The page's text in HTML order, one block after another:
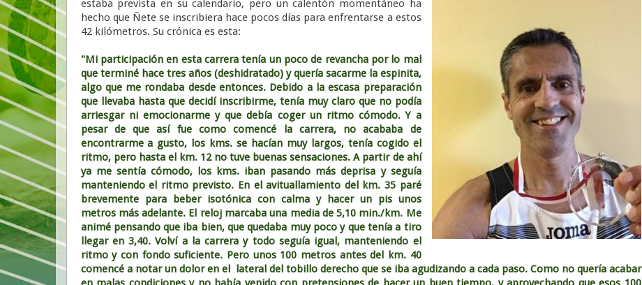
estaba prevista en su calendario, pero un calentón momentáneo ha
hecho que Ñete se inscribiera hace pocos días para enfrentarse a estos
42 kilómetros. Su crónica es esta:
"Mi participación en esta carrera tenía un poco de revancha por lo mal
que terminé hace tres años (deshidratado) y quería sacarme la espinita,
algo que me rondaba desde entonces. Debido a la escasa preparación
que llevaba hasta que decidí inscribirme, tenía muy claro que no podía
arriesgar ni emocionarme y que debía coger un ritmo cómodo. Y a
pesar de que así fue como comencé la carrera, no acababa de
encontrarme a gusto, los kms. se hacían muy largos, tenía cogido el
ritmo, pero hasta el km. 12 no tuve buenas sensaciones. A partir de ahí
ya me sentía cómodo, los kms. iban pasando más deprisa y seguía
manteniendo el ritmo previsto. En el avituallamiento del km. 35 paré
brevemente para beber isotónica con calma y hacer un pis unos
metros más adelante. El reloj marcaba una media de 5,10 min./km. Me
animé pensando que iba bien, que quedaba muy poco y que tenía a tiro
llegar en 3,40. Volví a la carrera y todo seguía igual, manteniendo el
ritmo y con fondo suficiente. Pero unos 100 metros antes del km. 40
comencé a notar un dolor en el lateral del tobillo derecho que se iba agudizando a cada paso. Como no quería acabar